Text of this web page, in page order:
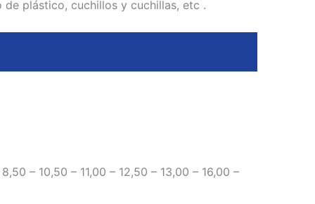
plástico, cuchillos y cuchillas, etc .
– 10,50 – 11,00 – 12,50 – 13,00 – 16,00 –